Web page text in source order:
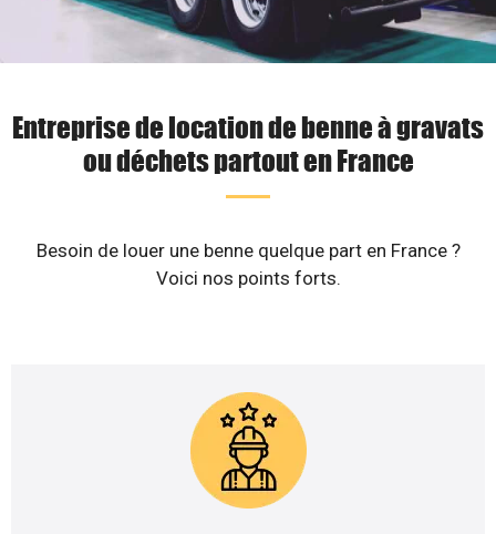
Entreprise de location de benne à gravats
ou déchets partout en France
Besoin de louer une benne quelque part en France ?
Voici nos points forts.